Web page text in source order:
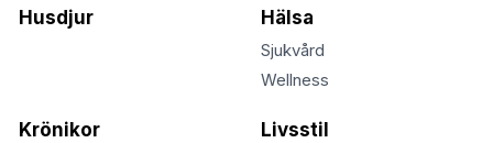
Husdjur Hälsa
Sjukvård
Wellness
Krönikor Livsstil